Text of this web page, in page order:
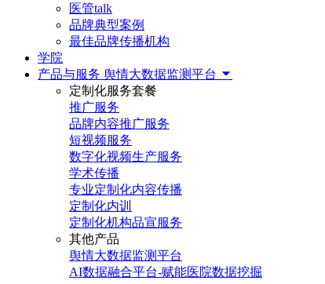
医管talk
品牌典型案例
最佳品牌传播机构
学院
产品与服务 舆情大数据监测平台
定制化服务套餐
推广服务
品牌内容推广服务
短视频服务
数字化视频生产服务
学术传播
专业定制化内容传播
定制化内训
定制化机构品宣服务
其他产品
舆情大数据监测平台
AI数据融合平台-赋能医院数据挖掘